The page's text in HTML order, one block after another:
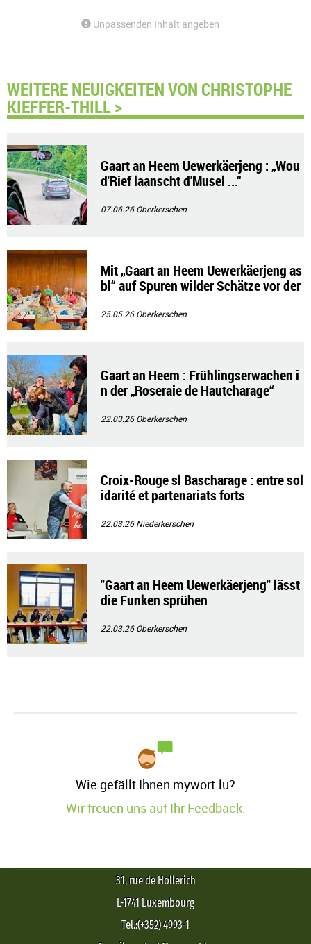
Unpassenden Inhalt angeben
WEITERE NEUIGKEITEN VON CHRISTOPHE
KIEFFER-THILL >
Gaart an Heem Uewerkäerjeng : „Wou
d'Rief laanscht d'Musel ...“
07.06.26Oberkerschen
Mit „Gaart an Heem Uewerkäerjeng as
bl“ auf Spuren wilder Schätze vor der
25.05.26Oberkerschen
Gaart an Heem : Frühlingserwachen i
n der „Roseraie de Hautcharage“
22.03.26Oberkerschen
Croix-Rouge sl Bascharage : entre sol
idarité et partenariats forts
22.03.26Niederkerschen
"Gaart an Heem Uewerkäerjeng" lässt
die Funken sprühen
22.03.26Oberkerschen
Wie gefällt Ihnen mywort.lu?
Wir freuen uns auf Ihr Feedback.
31, rue de Hollerich
L-1741 Luxembourg
Tel.:(+352) 4993-1